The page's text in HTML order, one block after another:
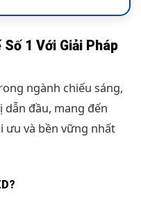
1 Với Giải Pháp
ngành chiếu sáng,
dẫn đầu, mang đến
ưu và bền vững nhất